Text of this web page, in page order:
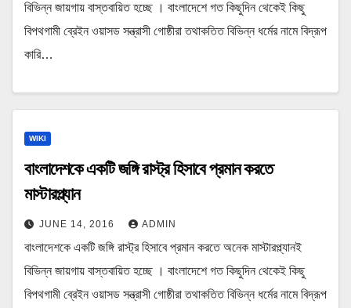
বিভিন্ন জায়গায় বাস্তবায়িত হচ্ছে । বাংলাদেশে গত কিছুদিন থেকেই কিছু
বিপথগামী ব্রেইন ওয়াসড সন্ত্রাসী গোষ্ঠীরা তথাকতিত বিভিন্ন ধর্মের নামে বিদ্রূপ
কারি…
WIKI
বাংলাদেশকে একটি জঙ্গি রাস্ট্র হিসাবে প্রমান করতে
মাস্টারপ্ল্যান
JUNE 14, 2016 ADMIN
বাংলাদেশকে একটি জঙ্গি রাস্ট্র হিসাবে প্রমান করতে অনেক মাস্টারপ্ল্যানই
বিভিন্ন জায়গায় বাস্তবায়িত হচ্ছে । বাংলাদেশে গত কিছুদিন থেকেই কিছু
বিপথগামী ব্রেইন ওয়াসড সন্ত্রাসী গোষ্ঠীরা তথাকতিত বিভিন্ন ধর্মের নামে বিদ্রূপ